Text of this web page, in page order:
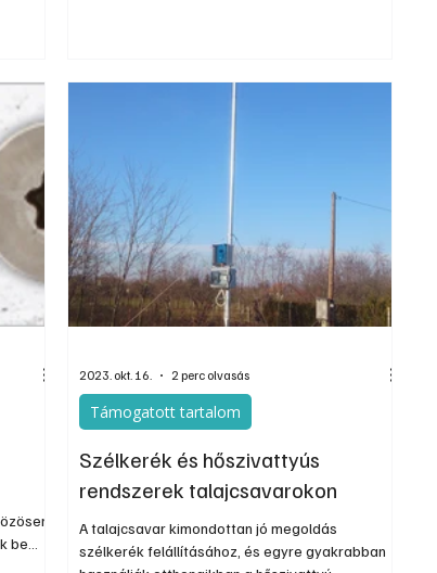
be
Szélkerék és hőszivattyús
rendszerek talajcsavarokon
A talajcsavar kimondottan jó megoldás
szélkerék felállításához, és egyre gyakrabban
Támogatott tartalom
2023. okt. 16. 2 perc olvasás